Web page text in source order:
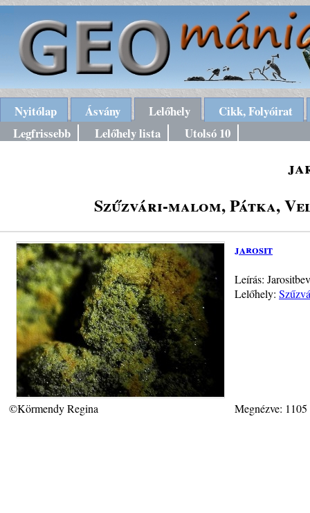
Nyitólap Ásvány Lelőhely
Cikk, Folyóirat
Legfrissebb
Lelőhely lista Utolsó 10
Szűzvári-malom, Pátka,
jarosit
Leírás:
Lelőhely:
©Körmendy Regina Megnézve: